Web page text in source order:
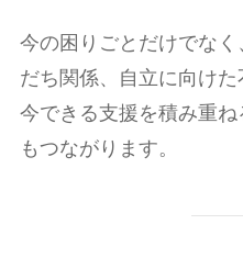
今の困りごとだけでな
だち関係、自立に向けた
今できる支援を積み重
もつながります。